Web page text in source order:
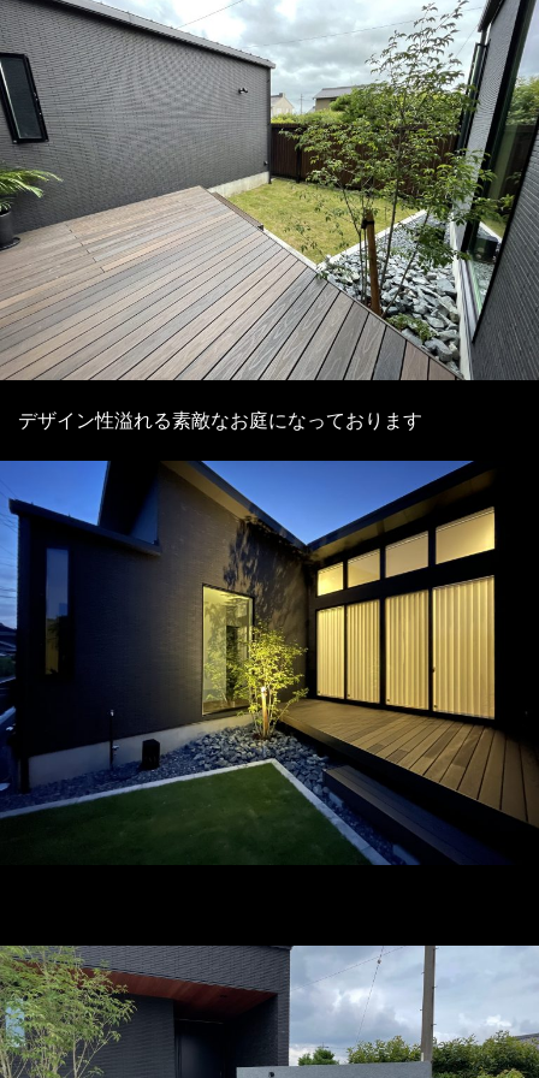
デザイン性溢れる素敵なお庭になっております